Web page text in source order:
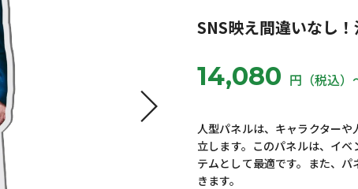
SNS映え間違いなし
14,080 円（税込）
人型パネルは、キャラクター
立します。このパネルは、イ
テムとして最適です。また、
きます。